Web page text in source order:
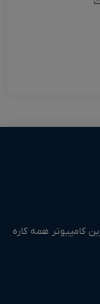
کامپیوتر همه‌ کاره